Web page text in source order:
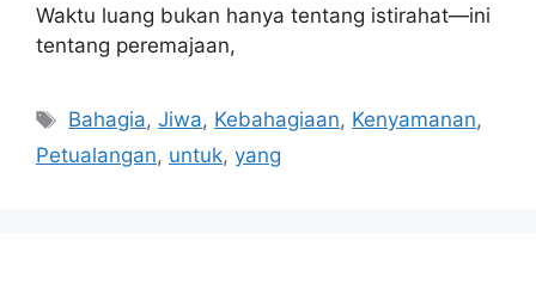
Waktu luang bukan hanya tentang istirahat—ini
tentang peremajaan,
Tags
Bahagia,Jiwa, Kebahagiaan, Kenyamanan,
Petualangan, untuk, yang